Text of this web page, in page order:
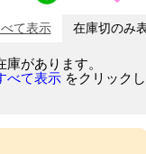
て表示 在庫切のみ
があります。
べて表示 をクリック